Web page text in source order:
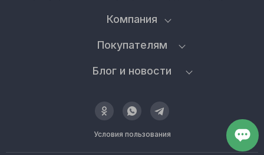
Условия пользования
Компания
Покупателям
Блог и новости